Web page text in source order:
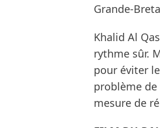
Grande-
Khalid Al
rythme sûr.
pour éviter
problème
mesure de